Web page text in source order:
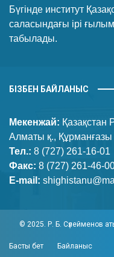
Бүгінде институт
саласындағы ірі
табылады.
БІЗБЕН БАЙЛАНЫС
Мекенжай: Қазақстан
Алматы қ., Құрманғазы
Тел.: 8 (727) 261-16-01
Факс: 8 (727) 261-46-
E-mail:
© 2025. Р. Б. Сүлейменов
Басты бет
Байланыс